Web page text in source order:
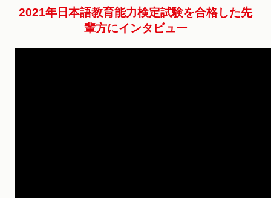
2021年日本語教育能力検定試験を合格した先
輩方にインタビュー